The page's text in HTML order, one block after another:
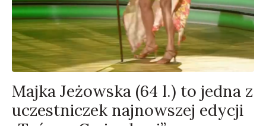
Majka Jeżowska (64 l.) to jedna z
uczestniczek najnowszej edycji